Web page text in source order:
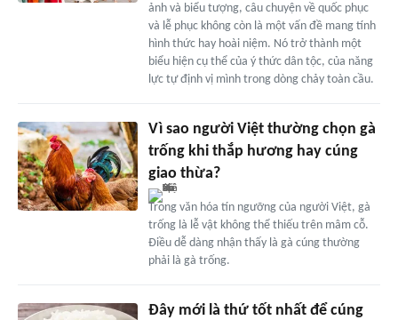
ảnh và biểu tượng, câu chuyện về quốc phục
và lễ phục không còn là một vấn đề mang tính
hình thức hay hoài niệm. Nó trở thành một
biểu hiện cụ thể của ý thức dân tộc, của năng
lực tự định vị mình trong dòng chảy toàn cầu.
Vì sao người Việt thường chọn gà
trống khi thắp hương hay cúng
giao thừa?
Trong văn hóa tín ngưỡng của người Việt, gà
trống là lễ vật không thể thiếu trên mâm cỗ.
Điều dễ dàng nhận thấy là gà cúng thường
phải là gà trống.
Đây mới là thứ tốt nhất để cúng